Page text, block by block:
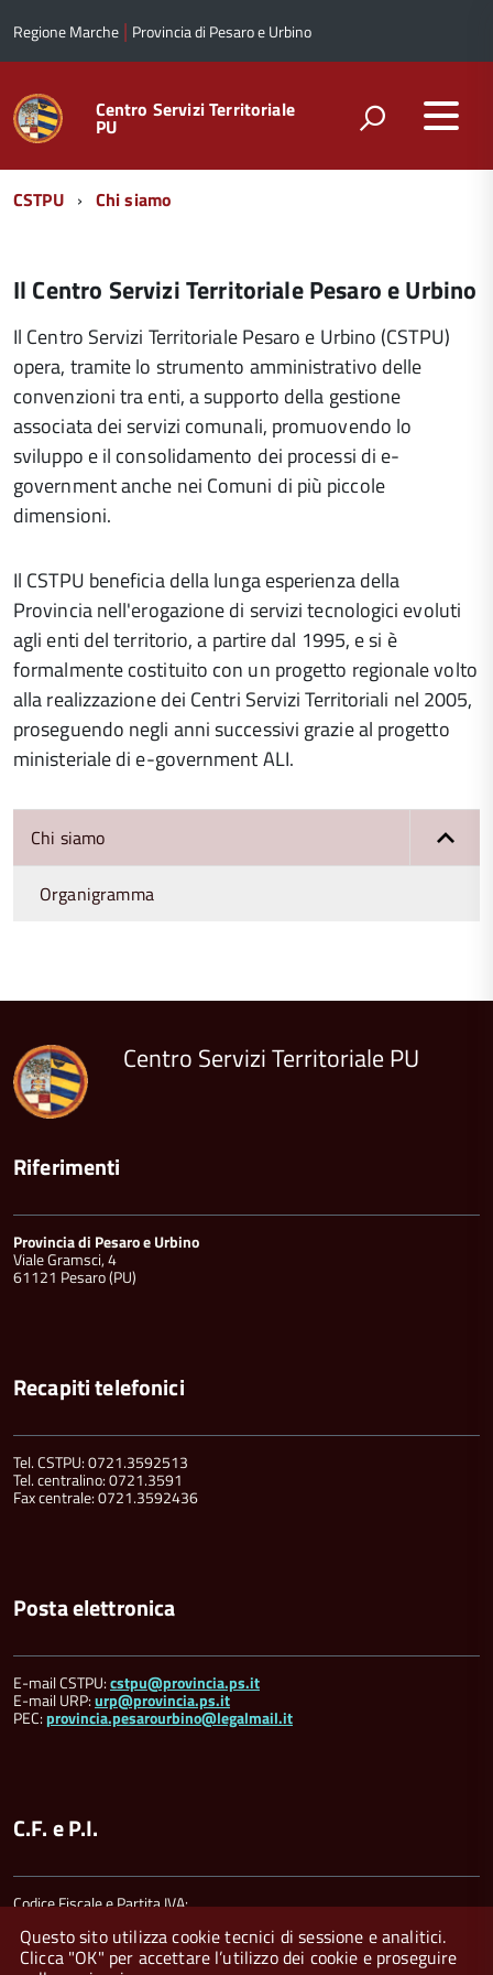
Questo sito utilizza cookie tecnici di sessione e analitici.
Clicca "OK" per accettare l’utilizzo dei cookie e proseguire
Regione Marche | Provincia di Pesaro e Urbino
Centro Servizi Territoriale
PU
Menu
di
CSTPU Chi siamo
Il Centro Servizi Territoriale Pesaro e Urbino
Il Centro Servizi Territoriale Pesaro e Urbino (CSTPU)
opera, tramite lo strumento amministrativo delle
convenzioni tra enti, a supporto della gestione
associata dei servizi comunali, promuovendo lo
sviluppo e il consolidamento dei processi di e-
government anche nei Comuni di più piccole
dimensioni.
Il CSTPU beneficia della lunga esperienza della
Provincia nell'erogazione di servizi tecnologici evoluti
agli enti del territorio, a partire dal 1995, e si è
formalmente costituito con un progetto regionale volto
alla realizzazione dei Centri Servizi Territoriali nel 2005,
proseguendo negli anni successivi grazie al progetto
ministeriale di e-government ALI.
Chi siamo
Organigramma
del
Centro Servizi Territoriale PU
Riferimenti
Provincia di Pesaro e Urbino
Viale Gramsci, 4
61121 Pesaro (PU)
Recapiti telefonici
Tel. CSTPU: 0721.3592513
Tel. centralino: 0721.3591
Fax centrale: 0721.3592436
Posta elettronica
E-mail CSTPU:cstpu@provincia.ps.it
E-mail URP:urp@provincia.ps.it
PEC:provincia.pesarourbino@legalmail.it
C.F. e P.I.
Codice Fiscale e Partita IVA: